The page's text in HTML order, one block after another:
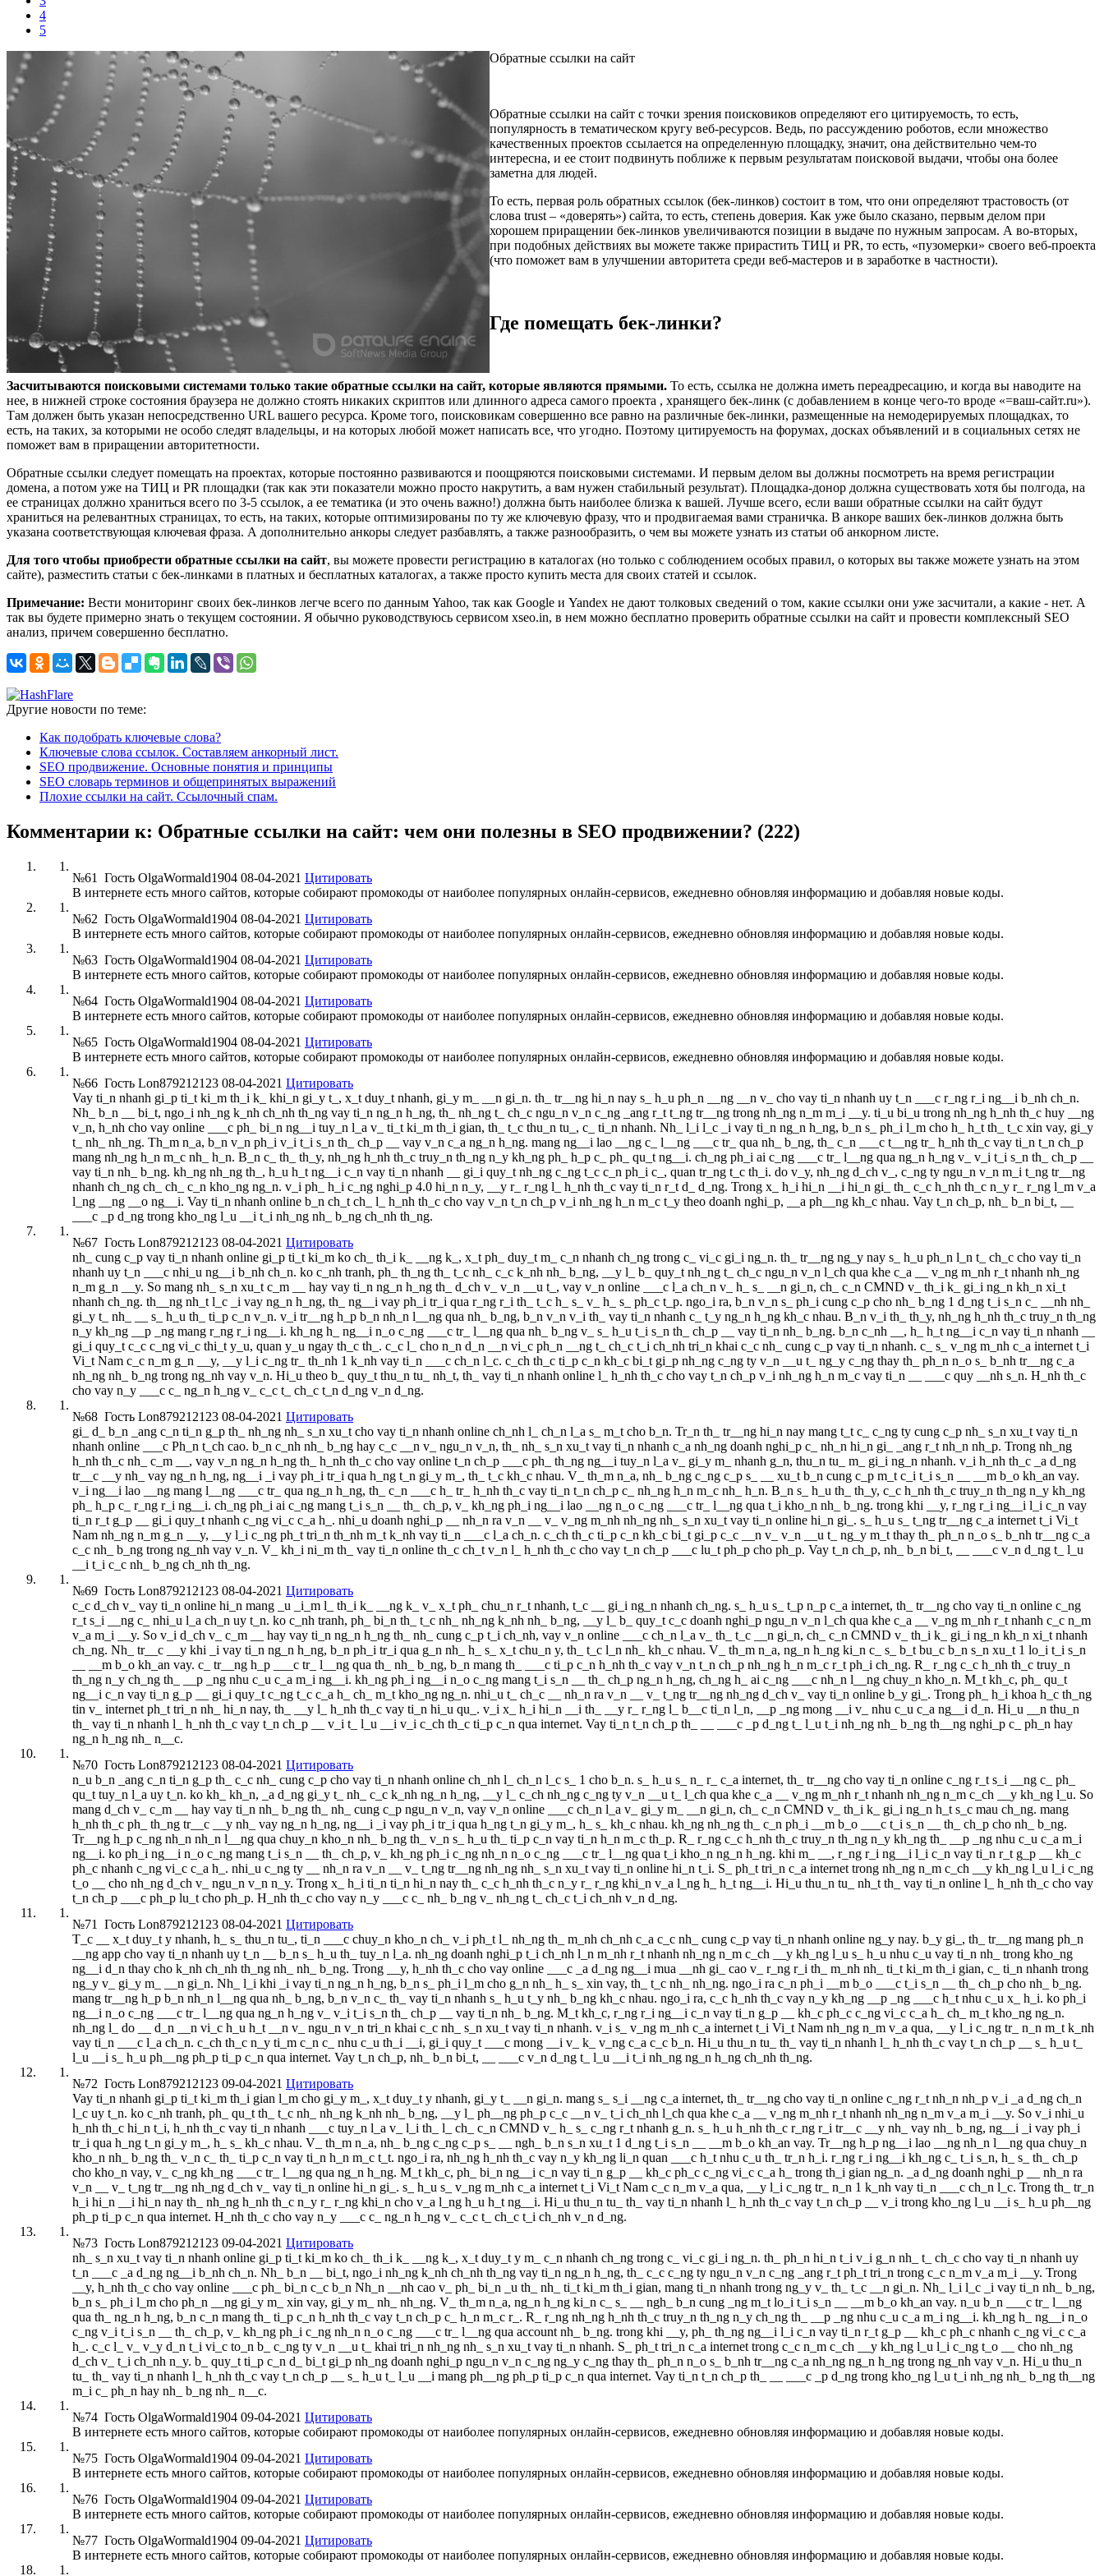
4
5
Обратные ссылки на сайт
Обратные ссылки на сайт с точки зрения поисковиков определяют его цитируемость, то есть,
популярность в тематическом кругу веб-ресурсов. Ведь, по рассуждению роботов, если множество
качественных проектов ссылается на определенную площадку, значит, она действительно чем-то
интересна, и ее стоит подвинуть поближе к первым результатам поисковой выдачи, чтобы она более
заметна для людей.
То есть, первая роль обратных ссылок (бек-линков) состоит в том, что они определяют трастовость (от
слова trust – «доверять») сайта, то есть, степень доверия. Как уже было сказано, первым делом при
хорошем приращении бек-линков увеличиваются позиции в выдаче по нужным запросам. А во-вторых,
при подобных действиях вы можете также прирастить ТИЦ и PR, то есть, «пузомерки» своего веб-проекта
(что поможет вам в улучшении авторитета среди веб-мастеров и в заработке в частности).
Где помещать бек-линки?
Засчитываются поисковыми системами только такие обратные ссылки на сайт, которые являются прямыми. То есть, ссылка не должна иметь переадресацию, и когда вы наводите на
нее, в нижней строке состояния браузера не должно стоять никаких скриптов или длинного адреса самого проекта , хранящего бек-линк (c добавлением в конце чего-то вроде «=ваш-сайт.ru»).
Там должен быть указан непосредственно URL вашего ресурса. Кроме того, поисковикам совершенно все равно на различные бек-линки, размещенные на немодерируемых площадках, то
есть, на таких, за которыми не особо следят владельцы, и на которых любой может написать все, что угодно. Поэтому цитируемость на форумах, досках объявлений и в социальных сетях не
поможет вам в приращении авторитетности.
Обратные ссылки следует помещать на проектах, которые постоянно развиваются и поощряются поисковыми системами. И первым делом вы должны посмотреть на время регистрации
домена, а потом уже на ТИЦ и PR площадки (так как эти показатели можно просто накрутить, а вам нужен стабильный результат). Площадка-донор должна существовать хотя бы полгода, на
ее страницах должно храниться всего по 3-5 ссылок, а ее тематика (и это очень важно!) должна быть наиболее близка к вашей. Лучше всего, если ваши обратные ссылки на сайт будут
храниться на релевантных страницах, то есть, на таких, которые оптимизированы по ту же ключевую фразу, что и продвигаемая вами страничка. В анкоре ваших бек-линков должна быть
указана соответствующая ключевая фраза. А дополнительно анкоры следует разбавлять, а также разнообразить, о чем вы можете узнать из статьи об анкорном листе.
Для того чтобы приобрести обратные ссылки на сайт, вы можете провести регистрацию в каталогах (но только с соблюдением особых правил, о которых вы также можете узнать на этом
сайте), разместить статьи с бек-линками в платных и бесплатных каталогах, а также просто купить места для своих статей и ссылок.
Примечание: Вести мониторинг своих бек-линков легче всего по данным Yahoo, так как Google и Yandex не дают толковых сведений о том, какие ссылки они уже засчитали, а какие - нет. А
так вы будете примерно знать о текущем состоянии. Я обычно руководствуюсь сервисом xseo.in, в нем можно бесплатно проверить обратные ссылки на сайт и провести комплексный SEO
анализ, причем совершенно бесплатно.
Другие новости по теме:
Как подобрать ключевые слова?
Ключевые слова ссылок. Составляем анкорный лист.
SEO продвижение. Основные понятия и принципы
SEO словарь терминов и общепринятых выражений
Плохие ссылки на сайт. Ссылочный спам.
Комментарии к: Обратные ссылки на сайт: чем они полезны в SEO продвижении? (222)
№61 Гость OlgaWormald1904 08-04-2021 Цитировать
В интернете есть много сайтов, которые собирают промокоды от наиболее популярных онлайн-сервисов, ежедневно обновляя информацию и добавляя новые коды.
№62 Гость OlgaWormald1904 08-04-2021 Цитировать
В интернете есть много сайтов, которые собирают промокоды от наиболее популярных онлайн-сервисов, ежедневно обновляя информацию и добавляя новые коды.
№63 Гость OlgaWormald1904 08-04-2021 Цитировать
В интернете есть много сайтов, которые собирают промокоды от наиболее популярных онлайн-сервисов, ежедневно обновляя информацию и добавляя новые коды.
№64 Гость OlgaWormald1904 08-04-2021 Цитировать
В интернете есть много сайтов, которые собирают промокоды от наиболее популярных онлайн-сервисов, ежедневно обновляя информацию и добавляя новые коды.
№65 Гость OlgaWormald1904 08-04-2021 Цитировать
В интернете есть много сайтов, которые собирают промокоды от наиболее популярных онлайн-сервисов, ежедневно обновляя информацию и добавляя новые коды.
№66 Гость Lon879212123 08-04-2021 Цитировать
Vay ti_n nhanh gi_p ti_t ki_m th_i k_ khi_n gi_y t_, x_t duy_t nhanh, gi_y m_ __n gi_n. th_ tr__ng hi_n nay s_ h_u ph_n __ng __n v_ cho vay ti_n nhanh uy t_n ___c r_ng r_i ng__i b_nh ch_n.
Nh_ b_n __ bi_t, ngo_i nh_ng k_nh ch_nh th_ng vay ti_n ng_n h_ng, th_ nh_ng t_ ch_c ngu_n v_n c_ng _ang r_t t_ng tr__ng trong nh_ng n_m m_i __y. ti_u bi_u trong nh_ng h_nh th_c huy __ng
v_n, h_nh cho vay online ___c ph_ bi_n ng__i tuy_n l_a v_ ti_t ki_m th_i gian, th_ t_c thu_n tu_, c_ ti_n nhanh. Nh_ l_i l_c _i vay ti_n ng_n h_ng, b_n s_ ph_i l_m cho h_ h_t th_ t_c xin vay, gi_y
t_ nh_ nh_ng. Th_m n_a, b_n v_n ph_i v_i t_i s_n th_ ch_p __ vay v_n c_a ng_n h_ng. mang ng__i lao __ng c_ l__ng ___c tr_ qua nh_ b_ng, th_ c_n ___c t__ng tr_ h_nh th_c vay ti_n t_n ch_p
mang nh_ng h_n m_c nh_ h_n. B_n c_ th_ th_y, nh_ng h_nh th_c truy_n th_ng n_y kh_ng ph_ h_p c_ ph_ qu_t ng__i. ch_ng ph_i ai c_ng ___c tr_ l__ng qua ng_n h_ng v_ v_i t_i s_n th_ ch_p __
vay ti_n nh_ b_ng. kh_ng nh_ng th_, h_u h_t ng__i c_n vay ti_n nhanh __ gi_i quy_t nh_ng c_ng t_c c_n ph_i c_, quan tr_ng t_c th_i. do v_y, nh_ng d_ch v_, c_ng ty ngu_n v_n m_i t_ng tr__ng
nhanh ch_ng ch_ ch_ c_n kho_ng ng_n. v_i ph_ h_i c_ng nghi_p 4.0 hi_n n_y, __y r_ r_ng l_ h_nh th_c vay ti_n r_t d_ d_ng. Trong x_ h_i hi_n __i hi_n gi_ th_ c_c h_nh th_c n_y r_ r_ng l_m v_a
l_ng __ng __o ng__i. Vay ti_n nhanh online b_n ch_t ch_ l_ h_nh th_c cho vay v_n t_n ch_p v_i nh_ng h_n m_c t_y theo doanh nghi_p, __a ph__ng kh_c nhau. Vay t_n ch_p, nh_ b_n bi_t, __
___c _p d_ng trong kho_ng l_u __i t_i nh_ng nh_ b_ng ch_nh th_ng.
№67 Гость Lon879212123 08-04-2021 Цитировать
nh_ cung c_p vay ti_n nhanh online gi_p ti_t ki_m ko ch_ th_i k_ __ng k_, x_t ph_ duy_t m_ c_n nhanh ch_ng trong c_ vi_c gi_i ng_n. th_ tr__ng ng_y nay s_ h_u ph_n l_n t_ ch_c cho vay ti_n
nhanh uy t_n ___c nhi_u ng__i b_nh ch_n. ko c_nh tranh, ph_ th_ng th_ t_c nh_ c_c k_nh nh_ b_ng, __y l_ b_ quy_t nh_ng t_ ch_c ngu_n v_n l_ch qua khe c_a __ v_ng m_nh r_t nhanh nh_ng
n_m g_n __y. So mang nh_ s_n xu_t c_m __ hay vay ti_n ng_n h_ng th_ d_ch v_ v_n __u t_, vay v_n online ___c l_a ch_n v_ h_ s_ __n gi_n, ch_ c_n CMND v_ th_i k_ gi_i ng_n kh_n xi_t
nhanh ch_ng. th__ng nh_t l_c _i vay ng_n h_ng, th_ ng__i vay ph_i tr_i qua r_ng r_i th_ t_c h_ s_ v_ h_ s_ ph_c t_p. ngo_i ra, b_n v_n s_ ph_i cung c_p cho nh_ b_ng 1 d_ng t_i s_n c_ __nh nh_
gi_y t_ nh_ __ s_ h_u th_ ti_p c_n v_n. v_i tr__ng h_p b_n nh_n l__ng qua nh_ b_ng, b_n v_n v_i th_ vay ti_n nhanh c_ t_y ng_n h_ng kh_c nhau. B_n v_i th_ th_y, nh_ng h_nh th_c truy_n th_ng
n_y kh_ng __p _ng mang r_ng r_i ng__i. kh_ng h_ ng__i n_o c_ng ___c tr_ l__ng qua nh_ b_ng v_ s_ h_u t_i s_n th_ ch_p __ vay ti_n nh_ b_ng. b_n c_nh __, h_ h_t ng__i c_n vay ti_n nhanh __
gi_i quy_t c_c c_ng vi_c thi_t y_u, quan y_u ngay th_c th_. c_c l_ cho n_n d_n __n vi_c ph_n __ng t_ ch_c t_i ch_nh tri_n khai c_c nh_ cung c_p vay ti_n nhanh. c_ s_ v_ng m_nh c_a internet t_i
Vi_t Nam c_c n_m g_n __y, __y l_i c_ng tr_ th_nh 1 k_nh vay ti_n ___c ch_n l_c. c_ch th_c ti_p c_n kh_c bi_t gi_p nh_ng c_ng ty v_n __u t_ ng_y c_ng thay th_ ph_n n_o s_ b_nh tr__ng c_a
nh_ng nh_ b_ng trong ng_nh vay v_n. Hi_u theo b_ quy_t thu_n tu_ nh_t, th_ vay ti_n nhanh online l_ h_nh th_c cho vay t_n ch_p v_i nh_ng h_n m_c vay ti_n __ ___c quy __nh s_n. H_nh th_c
cho vay n_y ___c c_ ng_n h_ng v_ c_c t_ ch_c t_n d_ng v_n d_ng.
№68 Гость Lon879212123 08-04-2021 Цитировать
gi_ d_ b_n _ang c_n ti_n g_p th_ nh_ng nh_ s_n xu_t cho vay ti_n nhanh online ch_nh l_ ch_n l_a s_ m_t cho b_n. Tr_n th_ tr__ng hi_n nay mang t_t c_ c_ng ty cung c_p nh_ s_n xu_t vay ti_n
nhanh online ___c Ph_n t_ch cao. b_n c_nh nh_ b_ng hay c_c __n v_ ngu_n v_n, th_ nh_ s_n xu_t vay ti_n nhanh c_a nh_ng doanh nghi_p c_ nh_n hi_n gi_ _ang r_t nh_n nh_p. Trong nh_ng
h_nh th_c nh_ c_m __, vay v_n ng_n h_ng th_ h_nh th_c cho vay online t_n ch_p ___c ph_ th_ng ng__i tuy_n l_a v_ gi_y m_ nhanh g_n, thu_n tu_ m_ gi_i ng_n nhanh. v_i h_nh th_c _a d_ng
tr__c __y nh_ vay ng_n h_ng, ng__i _i vay ph_i tr_i qua h_ng t_n gi_y m_, th_ t_c kh_c nhau. V_ th_m n_a, nh_ b_ng c_ng c_p s_ __ xu_t b_n cung c_p m_t c_i t_i s_n __ __m b_o kh_an vay.
v_i ng__i lao __ng mang l__ng ___c tr_ qua ng_n h_ng, th_ c_n ___c h_ tr_ h_nh th_c vay ti_n t_n ch_p c_ nh_ng h_n m_c nh_ h_n. B_n s_ h_u th_ th_y, c_c h_nh th_c truy_n th_ng n_y kh_ng
ph_ h_p c_ r_ng r_i ng__i. ch_ng ph_i ai c_ng mang t_i s_n __ th_ ch_p, v_ kh_ng ph_i ng__i lao __ng n_o c_ng ___c tr_ l__ng qua t_i kho_n nh_ b_ng. trong khi __y, r_ng r_i ng__i l_i c_n vay
ti_n r_t g_p __ gi_i quy_t nhanh c_ng vi_c c_a h_. nhi_u doanh nghi_p __ nh_n ra v_n __ v_ v_ng m_nh nh_ng nh_ s_n xu_t vay ti_n online hi_n gi_. s_ h_u s_ t_ng tr__ng c_a internet t_i Vi_t
Nam nh_ng n_m g_n __y, __y l_i c_ng ph_t tri_n th_nh m_t k_nh vay ti_n ___c l_a ch_n. c_ch th_c ti_p c_n kh_c bi_t gi_p c_c __n v_ v_n __u t_ ng_y m_t thay th_ ph_n n_o s_ b_nh tr__ng c_a
c_c nh_ b_ng trong ng_nh vay v_n. V_ kh_i ni_m th_ vay ti_n online th_c ch_t v_n l_ h_nh th_c cho vay t_n ch_p ___c lu_t ph_p cho ph_p. Vay t_n ch_p, nh_ b_n bi_t, __ ___c v_n d_ng t_ l_u
__i t_i c_c nh_ b_ng ch_nh th_ng.
№69 Гость Lon879212123 08-04-2021 Цитировать
c_c d_ch v_ vay ti_n online hi_n mang _u _i_m l_ th_i k_ __ng k_ v_ x_t ph_ chu_n r_t nhanh, t_c __ gi_i ng_n nhanh ch_ng. s_ h_u s_ t_p n_p c_a internet, th_ tr__ng cho vay ti_n online c_ng
r_t s_i __ng c_ nhi_u l_a ch_n uy t_n. ko c_nh tranh, ph_ bi_n th_ t_c nh_ nh_ng k_nh nh_ b_ng, __y l_ b_ quy_t c_c doanh nghi_p ngu_n v_n l_ch qua khe c_a __ v_ng m_nh r_t nhanh c_c n_m
v_a m_i __y. So v_i d_ch v_ c_m __ hay vay ti_n ng_n h_ng th_ nh_ cung c_p t_i ch_nh, vay v_n online ___c ch_n l_a v_ th_ t_c __n gi_n, ch_ c_n CMND v_ th_i k_ gi_i ng_n kh_n xi_t nhanh
ch_ng. Nh_ tr__c __y khi _i vay ti_n ng_n h_ng, b_n ph_i tr_i qua g_n nh_ h_ s_ x_t chu_n y, th_ t_c l_n nh_ kh_c nhau. V_ th_m n_a, ng_n h_ng ki_n c_ s_ b_t bu_c b_n s_n xu_t 1 lo_i t_i s_n
__ __m b_o kh_an vay. c_ tr__ng h_p ___c tr_ l__ng qua th_ nh_ b_ng, b_n mang th_ ___c ti_p c_n h_nh th_c vay v_n t_n ch_p nh_ng h_n m_c r_t ph_i ch_ng. R_ r_ng c_c h_nh th_c truy_n
th_ng n_y ch_ng th_ __p _ng nhu c_u c_a m_i ng__i. kh_ng ph_i ng__i n_o c_ng mang t_i s_n __ th_ ch_p ng_n h_ng, ch_ng h_ ai c_ng ___c nh_n l__ng chuy_n kho_n. M_t kh_c, ph_ qu_t
ng__i c_n vay ti_n g_p __ gi_i quy_t c_ng t_c c_a h_ ch_ m_t kho_ng ng_n. nhi_u t_ ch_c __ nh_n ra v_n __ v_ t_ng tr__ng nh_ng d_ch v_ vay ti_n online b_y gi_. Trong ph_ h_i khoa h_c th_ng
tin v_ internet ph_t tri_n nh_ hi_n nay, th_ __y l_ h_nh th_c vay ti_n hi_u qu_. v_i x_ h_i hi_n __i th_ __y r_ r_ng l_ b__c ti_n l_n, __p _ng mong __i v_ nhu c_u c_a ng__i d_n. Hi_u __n thu_n
th_ vay ti_n nhanh l_ h_nh th_c vay t_n ch_p __ v_i t_ l_u __i v_i c_ch th_c ti_p c_n qua internet. Vay ti_n t_n ch_p th_ __ ___c _p d_ng t_ l_u t_i nh_ng nh_ b_ng th__ng nghi_p c_ ph_n hay
ng_n h_ng nh_ n__c.
№70 Гость Lon879212123 08-04-2021 Цитировать
n_u b_n _ang c_n ti_n g_p th_ c_c nh_ cung c_p cho vay ti_n nhanh online ch_nh l_ ch_n l_c s_ 1 cho b_n. s_ h_u s_ n_ r_ c_a internet, th_ tr__ng cho vay ti_n online c_ng r_t s_i __ng c_ ph_
qu_t tuy_n l_a uy t_n. ko kh_ kh_n, _a d_ng gi_y t_ nh_ c_c k_nh ng_n h_ng, __y l_ c_ch nh_ng c_ng ty v_n __u t_ l_ch qua khe c_a __ v_ng m_nh r_t nhanh nh_ng n_m c_ch __y kh_ng l_u. So
mang d_ch v_ c_m __ hay vay ti_n nh_ b_ng th_ nh_ cung c_p ngu_n v_n, vay v_n online ___c ch_n l_a v_ gi_y m_ __n gi_n, ch_ c_n CMND v_ th_i k_ gi_i ng_n h_t s_c mau ch_ng. mang
h_nh th_c ph_ th_ng tr__c __y nh_ vay ng_n h_ng, ng__i _i vay ph_i tr_i qua h_ng t_n gi_y m_, h_ s_ kh_c nhau. kh_ng nh_ng th_ c_n ph_i __m b_o ___c t_i s_n __ th_ ch_p cho nh_ b_ng.
Tr__ng h_p c_ng nh_n nh_n l__ng qua chuy_n kho_n nh_ b_ng th_ v_n s_ h_u th_ ti_p c_n vay ti_n h_n m_c th_p. R_ r_ng c_c h_nh th_c truy_n th_ng n_y kh_ng th_ __p _ng nhu c_u c_a m_i
ng__i. ko ph_i ng__i n_o c_ng mang t_i s_n __ th_ ch_p, v_ kh_ng ph_i c_ng nh_n n_o c_ng ___c tr_ l__ng qua t_i kho_n ng_n h_ng. khi m_ __, r_ng r_i ng__i l_i c_n vay ti_n r_t g_p __ kh_c
ph_c nhanh c_ng vi_c c_a h_. nhi_u c_ng ty __ nh_n ra v_n __ v_ t_ng tr__ng nh_ng nh_ s_n xu_t vay ti_n online hi_n t_i. S_ ph_t tri_n c_a internet trong nh_ng n_m c_ch __y kh_ng l_u l_i c_ng
t_o __ cho nh_ng d_ch v_ ngu_n v_n n_y. Trong x_ h_i ti_n ti_n hi_n nay th_ c_c h_nh th_c n_y r_ r_ng khi_n v_a l_ng h_ h_t ng__i. Hi_u thu_n tu_ nh_t th_ vay ti_n online l_ h_nh th_c cho vay
t_n ch_p ___c ph_p lu_t cho ph_p. H_nh th_c cho vay n_y ___c c_ nh_ b_ng v_ nh_ng t_ ch_c t_i ch_nh v_n d_ng.
№71 Гость Lon879212123 08-04-2021 Цитировать
T_c __ x_t duy_t y nhanh, h_ s_ thu_n tu_, ti_n ___c chuy_n kho_n ch_ v_i ph_t l_ nh_ng th_ m_nh ch_nh c_a c_c nh_ cung c_p vay ti_n nhanh online ng_y nay. b_y gi_, th_ tr__ng mang ph_n
__ng app cho vay ti_n nhanh uy t_n __ b_n s_ h_u th_ tuy_n l_a. nh_ng doanh nghi_p t_i ch_nh l_n m_nh r_t nhanh nh_ng n_m c_ch __y kh_ng l_u s_ h_u nhu c_u vay ti_n nh_ trong kho_ng
ng__i d_n thay cho k_nh ch_nh th_ng nh_ nh_ b_ng. Trong __y, h_nh th_c cho vay online ___c _a d_ng ng__i mua __nh gi_ cao v_ r_ng r_i th_ m_nh nh_ ti_t ki_m th_i gian, c_ ti_n nhanh trong
ng_y v_ gi_y m_ __n gi_n. Nh_ l_i khi _i vay ti_n ng_n h_ng, b_n s_ ph_i l_m cho g_n nh_ h_ s_ xin vay, th_ t_c nh_ nh_ng. ngo_i ra c_n ph_i __m b_o ___c t_i s_n __ th_ ch_p cho nh_ b_ng.
mang tr__ng h_p b_n nh_n l__ng qua nh_ b_ng, b_n v_n c_ th_ vay ti_n nhanh s_ h_u t_y nh_ b_ng kh_c nhau. ngo_i ra, c_c h_nh th_c vay n_y kh_ng __p _ng ___c h_t nhu c_u x_ h_i. ko ph_i
ng__i n_o c_ng ___c tr_ l__ng qua ng_n h_ng v_ v_i t_i s_n th_ ch_p __ vay ti_n nh_ b_ng. M_t kh_c, r_ng r_i ng__i c_n vay ti_n g_p __ kh_c ph_c c_ng vi_c c_a h_ ch_ m_t kho_ng ng_n.
nh_ng l_ do __ d_n __n vi_c h_u h_t __n v_ ngu_n v_n tri_n khai c_c nh_ s_n xu_t vay ti_n nhanh. v_i s_ v_ng m_nh c_a internet t_i Vi_t Nam nh_ng n_m v_a qua, __y l_i c_ng tr_ n_n m_t k_nh
vay ti_n ___c l_a ch_n. c_ch th_c n_y ti_m c_n c_ nhu c_u th_i __i, gi_i quy_t ___c mong __i v_ k_ v_ng c_a c_c b_n. Hi_u thu_n tu_ th_ vay ti_n nhanh l_ h_nh th_c vay t_n ch_p __ s_ h_u t_
l_u __i s_ h_u ph__ng ph_p ti_p c_n qua internet. Vay t_n ch_p, nh_ b_n bi_t, __ ___c v_n d_ng t_ l_u __i t_i nh_ng ng_n h_ng ch_nh th_ng.
№72 Гость Lon879212123 09-04-2021 Цитировать
Vay ti_n nhanh gi_p ti_t ki_m th_i gian l_m cho gi_y m_, x_t duy_t y nhanh, gi_y t_ __n gi_n. mang s_ s_i __ng c_a internet, th_ tr__ng cho vay ti_n online c_ng r_t nh_n nh_p v_i _a d_ng ch_n
l_c uy t_n. ko c_nh tranh, ph_ qu_t th_ t_c nh_ nh_ng k_nh nh_ b_ng, __y l_ ph__ng ph_p c_c __n v_ t_i ch_nh l_ch qua khe c_a __ v_ng m_nh r_t nhanh nh_ng n_m v_a m_i __y. So v_i nhi_u
h_nh th_c hi_n t_i, h_nh th_c vay ti_n nhanh ___c tuy_n l_a v_ l_i th_ l_ ch_ c_n CMND v_ h_ s_ c_ng r_t nhanh g_n. s_ h_u h_nh th_c r_ng r_i tr__c __y nh_ vay nh_ b_ng, ng__i _i vay ph_i
tr_i qua h_ng t_n gi_y m_, h_ s_ kh_c nhau. V_ th_m n_a, nh_ b_ng c_ng c_p s_ __ ngh_ b_n s_n xu_t 1 d_ng t_i s_n __ __m b_o kh_an vay. Tr__ng h_p ng__i lao __ng nh_n l__ng qua chuy_n
kho_n nh_ b_ng th_ v_n c_ th_ ti_p c_n vay ti_n h_n m_c t_t. ngo_i ra, nh_ng h_nh th_c vay n_y kh_ng li_n quan ___c h_t nhu c_u th_ tr_n h_i. r_ng r_i ng__i kh_ng c_ t_i s_n, h_ s_ th_ ch_p
cho kho_n vay, v_ c_ng kh_ng ___c tr_ l__ng qua ng_n h_ng. M_t kh_c, ph_ bi_n ng__i c_n vay ti_n g_p __ kh_c ph_c c_ng vi_c c_a h_ trong th_i gian ng_n. _a d_ng doanh nghi_p __ nh_n ra
v_n __ v_ t_ng tr__ng nh_ng d_ch v_ vay ti_n online hi_n gi_. s_ h_u s_ v_ng m_nh c_a internet t_i Vi_t Nam c_c n_m v_a qua, __y l_i c_ng tr_ n_n 1 k_nh vay ti_n ___c ch_n l_c. Trong th_ tr_n
h_i hi_n __i hi_n nay th_ nh_ng h_nh th_c n_y r_ r_ng khi_n cho v_a l_ng h_u h_t ng__i. Hi_u thu_n tu_ th_ vay ti_n nhanh l_ h_nh th_c vay t_n ch_p __ v_i trong kho_ng l_u __i s_ h_u ph__ng
ph_p ti_p c_n qua internet. H_nh th_c cho vay n_y ___c c_ ng_n h_ng v_ c_c t_ ch_c t_i ch_nh v_n d_ng.
№73 Гость Lon879212123 09-04-2021 Цитировать
nh_ s_n xu_t vay ti_n nhanh online gi_p ti_t ki_m ko ch_ th_i k_ __ng k_, x_t duy_t y m_ c_n nhanh ch_ng trong c_ vi_c gi_i ng_n. th_ ph_n hi_n t_i v_i g_n nh_ t_ ch_c cho vay ti_n nhanh uy
t_n ___c _a d_ng ng__i b_nh ch_n. Nh_ b_n __ bi_t, ngo_i nh_ng k_nh ch_nh th_ng vay ti_n ng_n h_ng, th_ c_c c_ng ty ngu_n v_n c_ng _ang r_t ph_t tri_n trong c_c n_m v_a m_i __y. Trong
__y, h_nh th_c cho vay online ___c ph_ bi_n c_c b_n Nh_n __nh cao v_ ph_ bi_n _u th_ nh_ ti_t ki_m th_i gian, mang ti_n nhanh trong ng_y v_ th_ t_c __n gi_n. Nh_ l_i l_c _i vay ti_n nh_ b_ng,
b_n s_ ph_i l_m cho ph_n __ng gi_y m_ xin vay, gi_y m_ nh_ nh_ng. V_ th_m n_a, ng_n h_ng ki_n c_ s_ __ ngh_ b_n cung _ng m_t lo_i t_i s_n __ __m b_o kh_an vay. n_u b_n ___c tr_ l__ng
qua th_ ng_n h_ng, b_n c_n mang th_ ti_p c_n h_nh th_c vay t_n ch_p c_ h_n m_c r_. R_ r_ng nh_ng h_nh th_c truy_n th_ng n_y ch_ng th_ __p _ng nhu c_u c_a m_i ng__i. kh_ng h_ ng__i n_o
c_ng v_i t_i s_n __ th_ ch_p, v_ kh_ng ph_i c_ng nh_n n_o c_ng ___c tr_ l__ng qua account nh_ b_ng. trong khi __y, ph_ th_ng ng__i l_i c_n vay ti_n r_t g_p __ kh_c ph_c nhanh c_ng vi_c c_a
h_. c_c l_ v_ v_y d_n t_i vi_c to_n b_ c_ng ty v_n __u t_ khai tri_n nh_ng nh_ s_n xu_t vay ti_n nhanh. S_ ph_t tri_n c_a internet trong c_c n_m c_ch __y kh_ng l_u l_i c_ng t_o __ cho nh_ng
d_ch v_ t_i ch_nh n_y. b_ quy_t ti_p c_n d_ bi_t gi_p nh_ng doanh nghi_p ngu_n v_n c_ng ng_y c_ng thay th_ ph_n n_o s_ b_nh tr__ng c_a nh_ng ng_n h_ng trong ng_nh vay v_n. Hi_u thu_n
tu_ th_ vay ti_n nhanh l_ h_nh th_c vay t_n ch_p __ s_ h_u t_ l_u __i mang ph__ng ph_p ti_p c_n qua internet. Vay ti_n t_n ch_p th_ __ ___c _p d_ng trong kho_ng l_u t_i nh_ng nh_ b_ng th__ng
m_i c_ ph_n hay nh_ b_ng nh_ n__c.
№74 Гость OlgaWormald1904 09-04-2021 Цитировать
В интернете есть много сайтов, которые собирают промокоды от наиболее популярных онлайн-сервисов, ежедневно обновляя информацию и добавляя новые коды.
№75 Гость OlgaWormald1904 09-04-2021 Цитировать
В интернете есть много сайтов, которые собирают промокоды от наиболее популярных онлайн-сервисов, ежедневно обновляя информацию и добавляя новые коды.
№76 Гость OlgaWormald1904 09-04-2021 Цитировать
В интернете есть много сайтов, которые собирают промокоды от наиболее популярных онлайн-сервисов, ежедневно обновляя информацию и добавляя новые коды.
№77 Гость OlgaWormald1904 09-04-2021 Цитировать
В интернете есть много сайтов, которые собирают промокоды от наиболее популярных онлайн-сервисов, ежедневно обновляя информацию и добавляя новые коды.